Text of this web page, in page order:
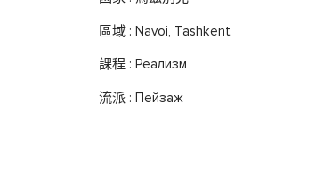
區域 : Navoi, Tashkent
課程 : Реализм
流派 : Пейзаж